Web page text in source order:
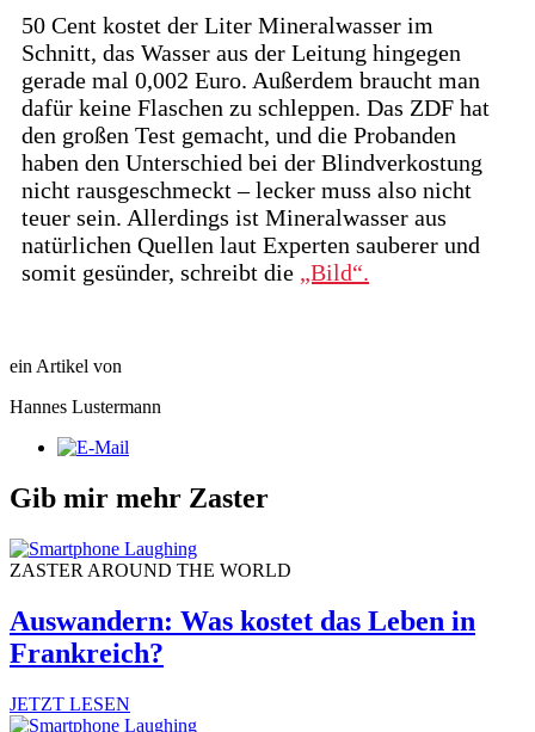
50 Cent kostet der Liter Mineralwasser im
Schnitt, das Wasser aus der Leitung hingegen
gerade mal 0,002 Euro. Außerdem braucht man
dafür keine Flaschen zu schleppen. Das ZDF hat
den großen Test gemacht, und die Probanden
haben den Unterschied bei der Blindverkostung
nicht rausgeschmeckt – lecker muss also nicht
teuer sein. Allerdings ist Mineralwasser aus
natürlichen Quellen laut Experten sauberer und
somit gesünder, schreibt die „Bild“.
ein Artikel von
Hannes Lustermann
Gib mir mehr Zaster
ZASTER AROUND THE WORLD
Auswandern: Was kostet das Leben in
Frankreich?
JETZT LESEN